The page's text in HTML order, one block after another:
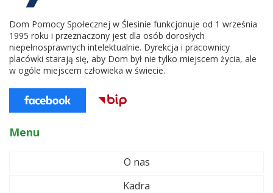
Dom Pomocy Społecznej w Ślesinie funkcjonuje od 1 września
1995 roku i przeznaczony jest dla osób dorosłych
niepełnosprawnych intelektualnie. Dyrekcja i pracownicy
placówki starają się, aby Dom był nie tylko miejscem życia, ale
w ogóle miejscem człowieka w świecie.
Menu
O nas
Kadra